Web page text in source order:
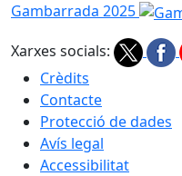
Gambarrada 2025
Xarxes socials:
Crèdits
Contacte
Protecció de dades
Avís legal
Accessibilitat